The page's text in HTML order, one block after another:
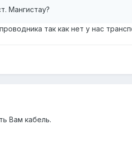
Мангистау?
так как нет у нас
Вам кабель.